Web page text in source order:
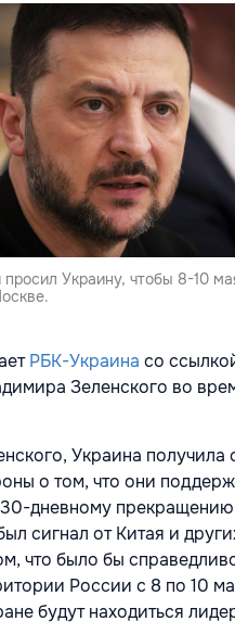
Украину, чтобы 8-10
РБК-Украина со
Зеленского во
Украина получила
о том, что они
дневному прекращению
сигнал от Китая и
что было бы
России с 8 по 10
будут находиться